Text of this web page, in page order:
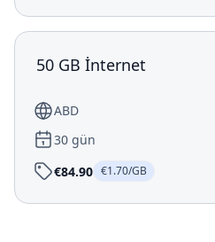
50 GB İnternet
ABD
30 gün
€84.90 €1.70/GB